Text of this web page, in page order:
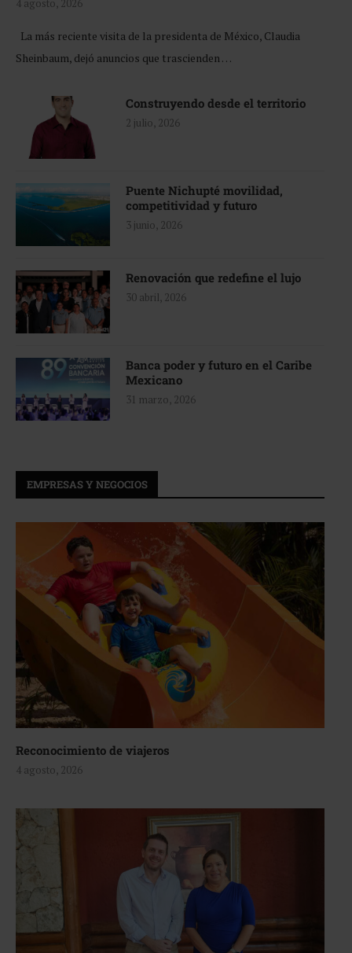
4 agosto, 2026
La más reciente visita de la presidenta de México, Claudia
Sheinbaum, dejó anuncios que trascienden …
Construyendo desde el territorio
2 julio, 2026
Puente Nichupté movilidad,
competitividad y futuro
3 junio, 2026
Renovación que redefine el lujo
30 abril, 2026
Banca poder y futuro en el Caribe
Mexicano
31 marzo, 2026
EMPRESAS Y NEGOCIOS
Reconocimiento de viajeros
4 agosto, 2026